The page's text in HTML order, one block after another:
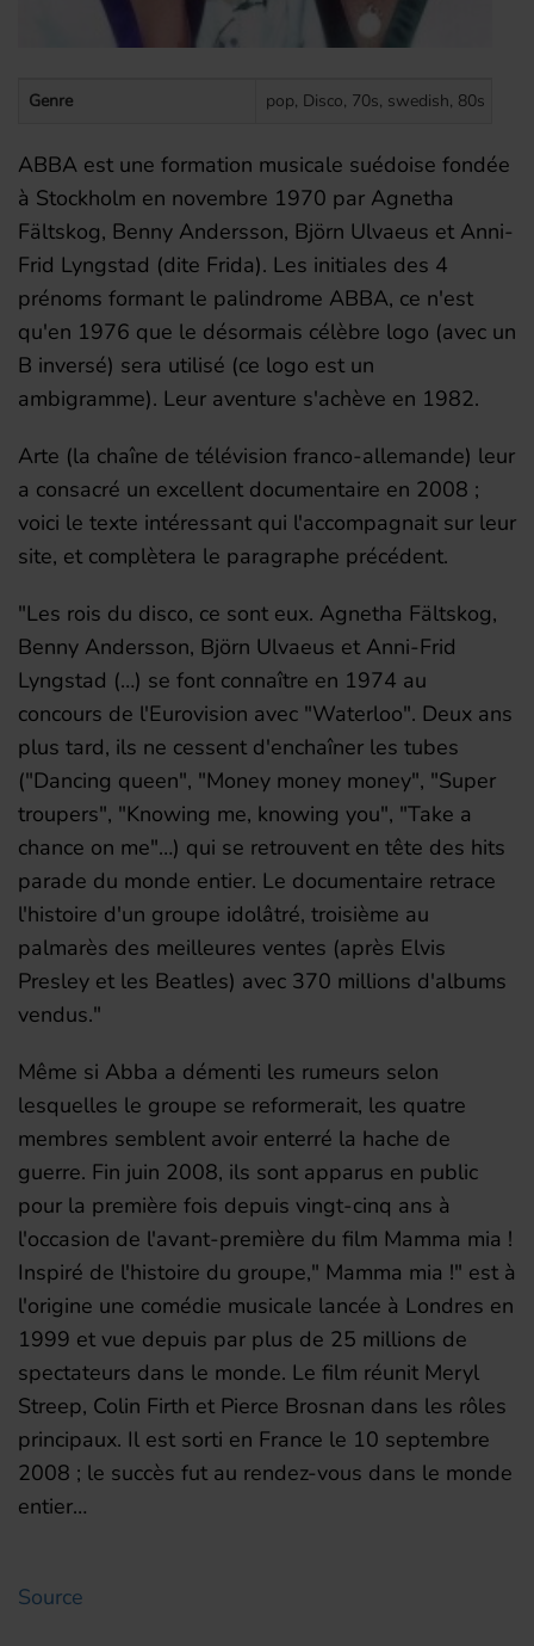
Genre pop, Disco, 70s, swedish, 80s
ABBA est une formation musicale suédoise fondée
à Stockholm en novembre 1970 par Agnetha
Fältskog, Benny Andersson, Björn Ulvaeus et Anni-
Frid Lyngstad (dite Frida). Les initiales des 4
prénoms formant le palindrome ABBA, ce n'est
qu'en 1976 que le désormais célèbre logo (avec un
B inversé) sera utilisé (ce logo est un
ambigramme). Leur aventure s'achève en 1982.
Arte (la chaîne de télévision franco-allemande) leur
a consacré un excellent documentaire en 2008 ;
voici le texte intéressant qui l'accompagnait sur leur
site, et complètera le paragraphe précédent.
"Les rois du disco, ce sont eux. Agnetha Fältskog,
Benny Andersson, Björn Ulvaeus et Anni-Frid
Lyngstad (…) se font connaître en 1974 au
concours de l'Eurovision avec "Waterloo". Deux ans
plus tard, ils ne cessent d'enchaîner les tubes
("Dancing queen", "Money money money", "Super
troupers", "Knowing me, knowing you", "Take a
chance on me"…) qui se retrouvent en tête des hits
parade du monde entier. Le documentaire retrace
l'histoire d'un groupe idolâtré, troisième au
palmarès des meilleures ventes (après Elvis
Presley et les Beatles) avec 370 millions d'albums
vendus."
Même si Abba a démenti les rumeurs selon
lesquelles le groupe se reformerait, les quatre
membres semblent avoir enterré la hache de
guerre. Fin juin 2008, ils sont apparus en public
pour la première fois depuis vingt-cinq ans à
l'occasion de l'avant-première du film Mamma mia !
Inspiré de l'histoire du groupe," Mamma mia !" est à
l'origine une comédie musicale lancée à Londres en
1999 et vue depuis par plus de 25 millions de
spectateurs dans le monde. Le film réunit Meryl
Streep, Colin Firth et Pierce Brosnan dans les rôles
principaux. Il est sorti en France le 10 septembre
2008 ; le succès fut au rendez-vous dans le monde
entier…
Source